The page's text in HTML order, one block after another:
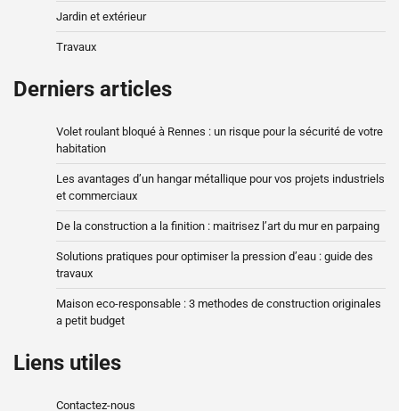
Jardin et extérieur
Travaux
Derniers articles
Volet roulant bloqué à Rennes : un risque pour la sécurité de votre
habitation
Les avantages d’un hangar métallique pour vos projets industriels
et commerciaux
De la construction a la finition : maitrisez l’art du mur en parpaing
Solutions pratiques pour optimiser la pression d’eau : guide des
travaux
Maison eco-responsable : 3 methodes de construction originales
a petit budget
Liens utiles
Contactez-nous